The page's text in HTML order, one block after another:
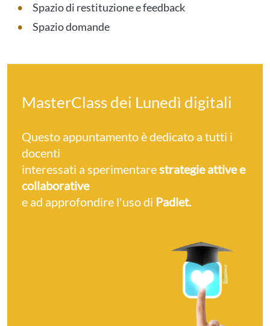
Spazio di restituzione e feedback
Spazio domande
MasterClass dei Lunedì digitali
Questo appuntamento è dedicato a tutti i
docenti
interessati a sperimentarestrategie attive e
collaborative
e ad approfondire l'uso di Padlet.